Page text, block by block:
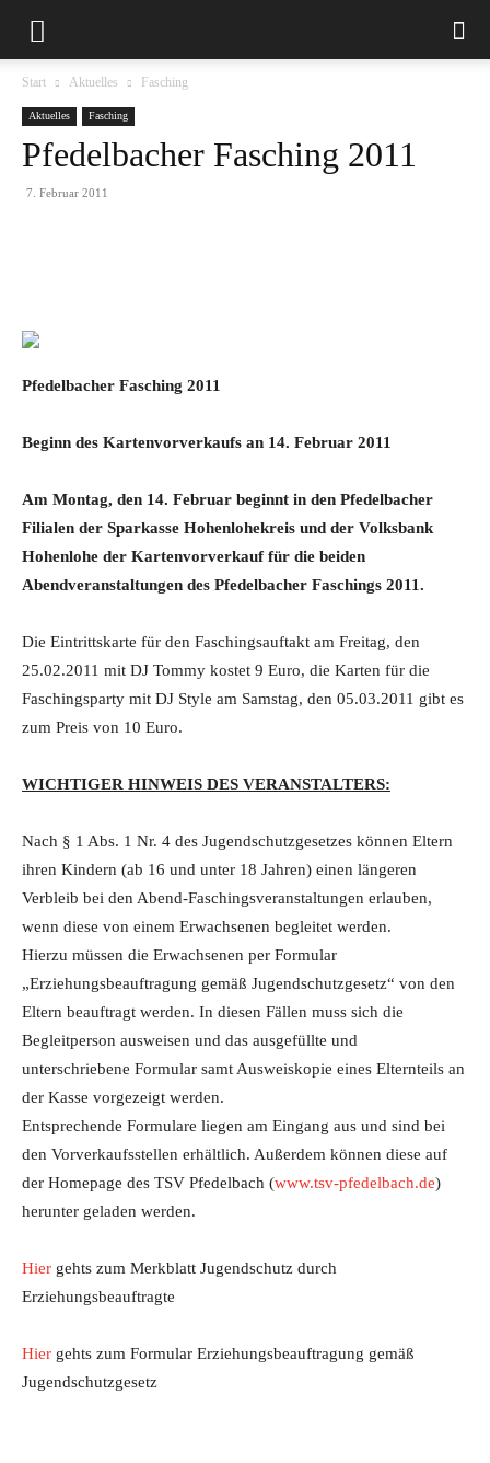
Start Aktuelles Fasching
Aktuelles Fasching
Pfedelbacher Fasching 2011
7. Februar 2011
Pfedelbacher Fasching 2011
Beginn des Kartenvorverkaufs an 14. Februar 2011
Am Montag, den 14. Februar beginnt in den Pfedelbacher
Filialen der Sparkasse Hohenlohekreis und der Volksbank
Hohenlohe der Kartenvorverkauf für die beiden
Abendveranstaltungen des Pfedelbacher Faschings 2011.
Die Eintrittskarte für den Faschingsauftakt am Freitag, den
25.02.2011 mit DJ Tommy kostet 9 Euro, die Karten für die
Faschingsparty mit DJ Style am Samstag, den 05.03.2011 gibt es
zum Preis von 10 Euro.
WICHTIGER HINWEIS DES VERANSTALTERS:
Nach § 1 Abs. 1 Nr. 4 des Jugendschutzgesetzes können Eltern
ihren Kindern (ab 16 und unter 18 Jahren) einen längeren
Verbleib bei den Abend-Faschingsveranstaltungen erlauben,
wenn diese von einem Erwachsenen begleitet werden.
Hierzu müssen die Erwachsenen per Formular
„Erziehungsbeauftragung gemäß Jugendschutzgesetz“ von den
Eltern beauftragt werden. In diesen Fällen muss sich die
Begleitperson ausweisen und das ausgefüllte und
unterschriebene Formular samt Ausweiskopie eines Elternteils an
der Kasse vorgezeigt werden.
Entsprechende Formulare liegen am Eingang aus und sind bei
den Vorverkaufsstellen erhältlich. Außerdem können diese auf
der Homepage des TSV Pfedelbach (www.tsv-pfedelbach.de)
herunter geladen werden.
Hier gehts zum Merkblatt Jugendschutz durch
Erziehungsbeauftragte
Hier gehts zum Formular Erziehungsbeauftragung gemäß
Jugendschutzgesetz